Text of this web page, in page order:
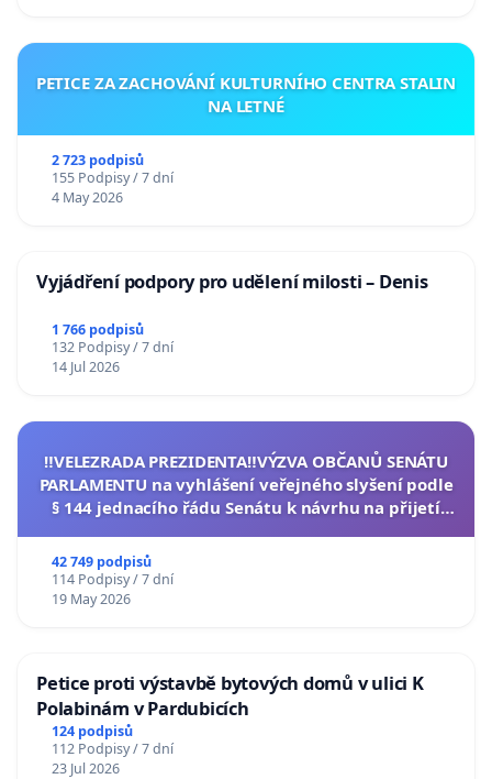
PETICE ZA ZACHOVÁNÍ KULTURNÍHO CENTRA STALIN
NA LETNÉ
2 723 podpisů
155 Podpisy / 7 dní
4 May 2026
Vyjádření podpory pro udělení milosti – Denis
1 766 podpisů
132 Podpisy / 7 dní
14 Jul 2026
‼️VELEZRADA PREZIDENTA‼️VÝZVA OBČANŮ SENÁTU
PARLAMENTU na vyhlášení veřejného slyšení podle
§ 144 jednacího řádu Senátu k návrhu na přijetí
42 749 podpisů
114 Podpisy / 7 dní
19 May 2026
Petice proti výstavbě bytových domů v ulici K
Polabinám v Pardubicích
124 podpisů
112 Podpisy / 7 dní
23 Jul 2026